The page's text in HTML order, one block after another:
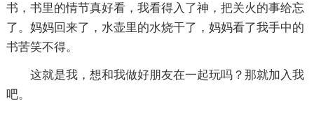
书，书里的情节真好看，我看得入了神，把关火的事给忘
了。妈妈回来了，水壶里的水烧干了，妈妈看了我手中的
书苦笑不得。
这就是我，想和我做好朋友在一起玩吗？那就加入我
吧。